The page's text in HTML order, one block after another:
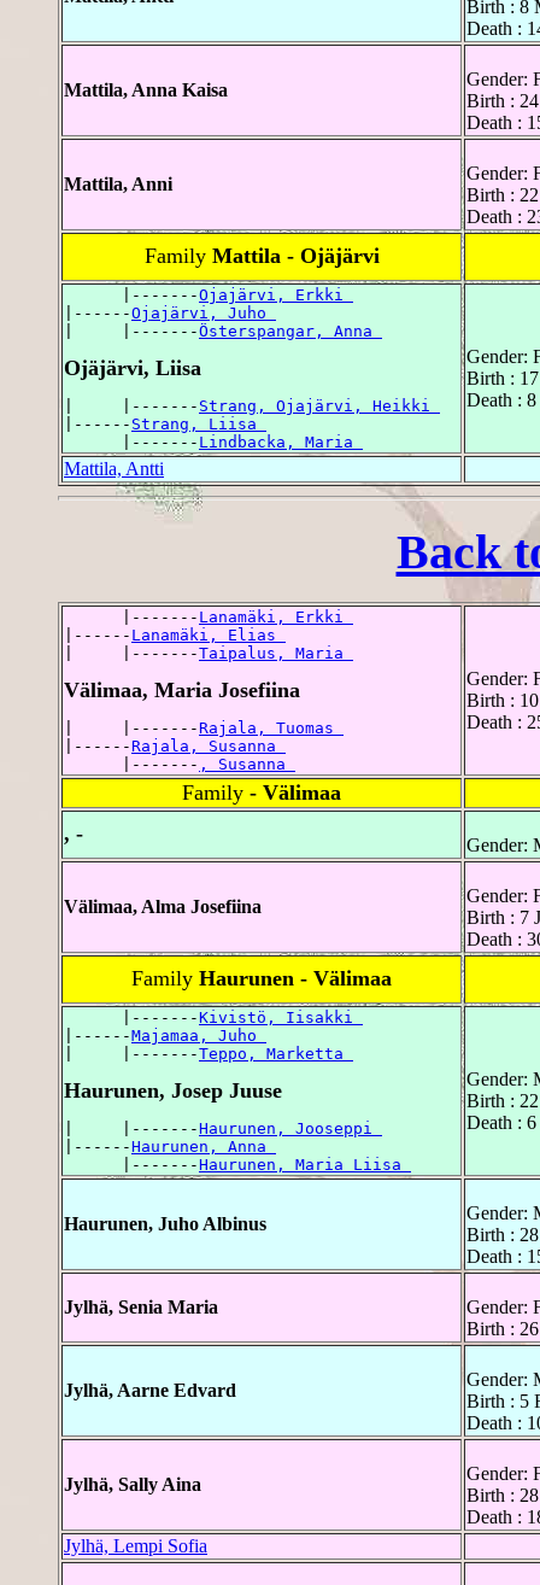
Birth : 8
Death :
Mattila, Anna Kaisa
Gender:
Birth :
Death :
Mattila, Anni
Gender:
Birth :
Death :
Family Mattila - Ojäjärvi
      |-------
Ojajärvi, Erkki
|------Ojajärvi, Juho
|     |-------Österspangar, Anna
Ojäjärvi, Liisa
|     |------- Strang, Ojajärvi, Heikki
|------ Strang, Liisa
      |-------
Lindbacka, Maria
Gender:
Birth :
Death :
Mattila, Antti
Back
      |-------
Lanamäki, Erkki
|------ Lanamäki, Elias
|     |-------Taipalus, Maria
Välimaa, Maria Josefiina
|     |-------Rajala, Tuomas
|------Rajala, Susanna
      |-------
, Susanna
Gender:
Birth :
Death :
Family - Välimaa
, -
Gender:
Välimaa, Alma Josefiina
Gender:
Birth : 7
Death :
Family Haurunen - Välimaa
      |-------
Kivistö, Iisakki
|------Majamaa, Juho
|     |-------Teppo, Marketta
Haurunen, Josep Juuse
|     |-------Haurunen, Jooseppi
|------Haurunen, Anna
      |-------
Haurunen, Maria Liisa
Gender:
Birth :
Death :
Haurunen, Juho Albinus
Gender:
Birth :
Death :
Jylhä, Senia Maria
Gender:
Birth :
Jylhä, Aarne Edvard
Gender:
Birth : 5
Death :
Jylhä, Sally Aina
Gender:
Birth :
Death :
Jylhä, Lempi Sofia